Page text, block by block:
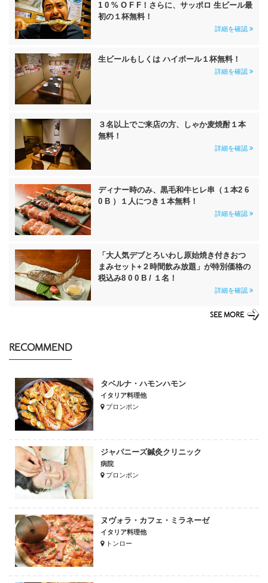
1 0 % O F F！さらに、サッポロ 生ビール最
初の１杯無料！
詳細を確認
生ビールもしくは ハイボール１杯無料！
詳細を確認
３名以上でご来店の方、しゃか麦焼酎１本
無料！
詳細を確認
ディナー時のみ、黒毛和牛ヒレ串（１本2 6
0 B ）１人につき１本無料！
詳細を確認
「大人気デブとろいわし原始焼き付きおつ
まみセット+２時間飲み放題」が特別価格の
税込み8 0 0 B / １名！
詳細を確認
SEE MORE
RECOMMEND
タベルナ・ハモンハモン
イタリア料理他
プロンポン
ジャパニーズ鍼灸クリニック
病院
プロンポン
ヌヴォラ・カフェ・ミラネーゼ
イタリア料理他
トンロー